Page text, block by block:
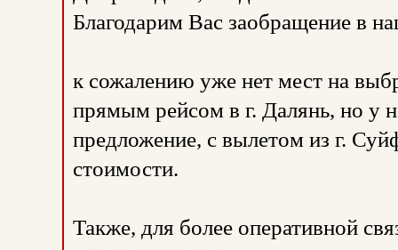
Благодарим Вас заобращение в
к сожалению уже нет мест на
прямым рейсом в г. Далянь, но у
предложение, с вылетом из г.
стоимости.
Также, для более оперативной